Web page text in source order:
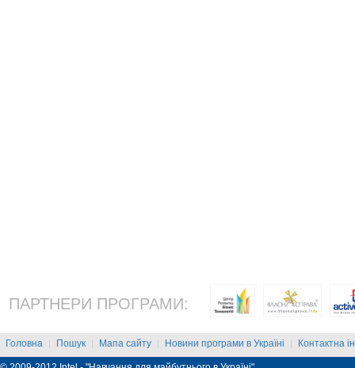
ПАРТНЕРИ ПРОГРАМИ:
Головна | Пошук | Мапа сайту | Новини програми в Україні | Контактна